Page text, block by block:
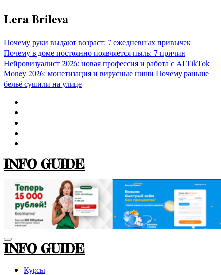
Перейти
к
Lera Brileva
Почему руки выдают возраст: 7 ежедневных привычек
Почему в доме постоянно появляется пыль: 7 причин
Нейровизуалист 2026: новая профессия и работа с AITikTok
Money 2026: монетизация и вирусные ниши Почему раньше
бельё сушили на улице
INFO GUIDE
INFO GUIDE
Курсы